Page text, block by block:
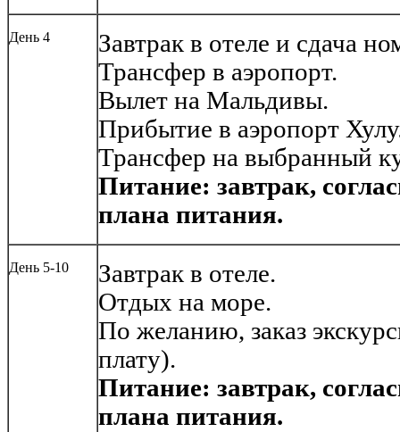
День 4
Завтрак в отеле и сдача
Трансфер в аэропорт.
Вылет на Мальдивы.
Прибытие в аэропорт
Трансфер на выбранный
Питание: завтрак,
плана питания.
День 5-10
Завтрак в отеле.
Отдых на море.
По желанию, заказ
плату).
Питание: завтрак,
плана питания.